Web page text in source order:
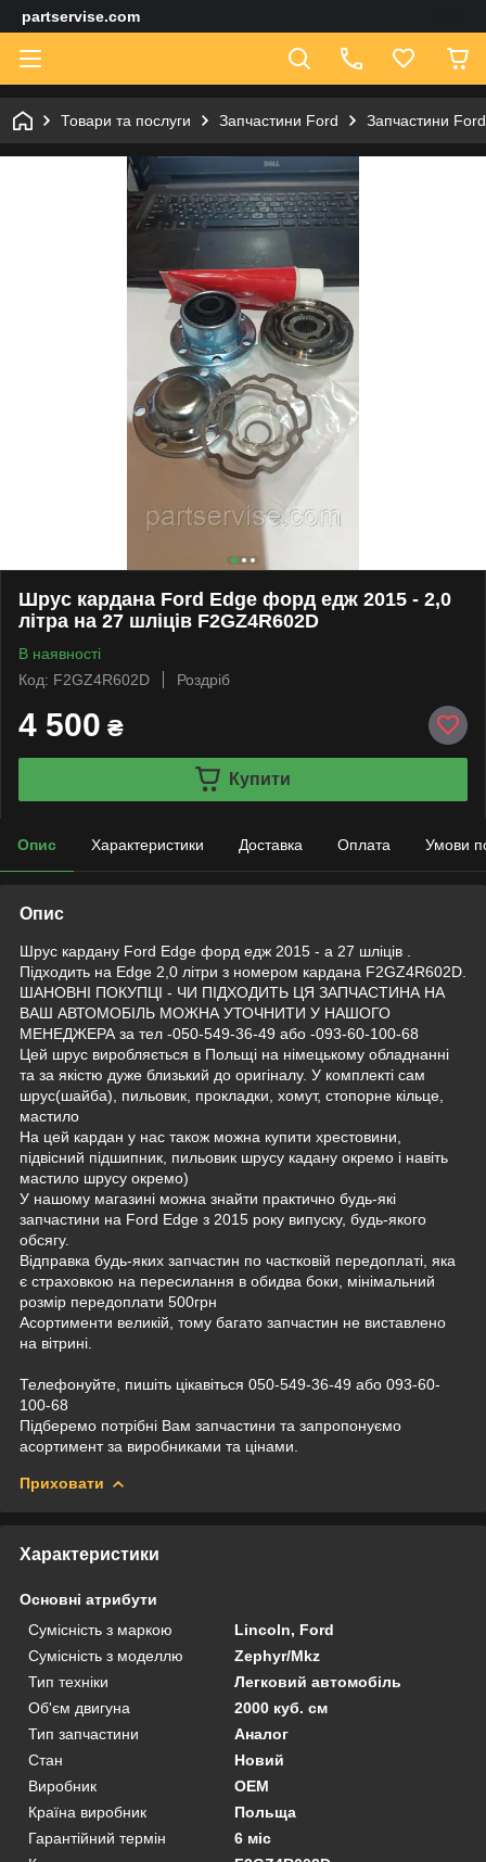
partservise.com
Товари та послуги Запчастини Ford Запчастини
Шрус кардана Ford Edge форд едж 2015 - 2,0
літра на 27 шліців F2GZ4R602D
В наявності
Код: F2GZ4R602D
Роздріб
4 500 ₴
Купити
Опис Характеристики Доставка Оплата Умови
Опис
Шрус кардану Ford Edge форд едж 2015 - а 27 шліців .
Підходить на Edge 2,0 літри з номером кардана F2GZ4R602D.
ШАНОВНІ ПОКУПЦІ - ЧИ ПІДХОДИТЬ ЦЯ ЗАПЧАСТИНА НА
ВАШ АВТОМОБІЛЬ МОЖНА УТОЧНИТИ У НАШОГО
МЕНЕДЖЕРА за тел -050-549-36-49 або -093-60-100-68
Цей шрус виробляється в Польщі на німецькому обладнанні
та за якістю дуже близький до оригіналу. У комплекті сам
шрус(шайба), пильовик, прокладки, хомут, стопорне кільце,
мастило
На цей кардан у нас також можна купити хрестовини,
підвісний підшипник, пильовик шрусу кадану окремо і навіть
мастило шрусу окремо)
У нашому магазині можна знайти практично будь-які
запчастини на Ford Edge з 2015 року випуску, будь-якого
обсягу.
Відправка будь-яких запчастин по частковій передоплаті, яка
є страховкою на пересилання в обидва боки, мінімальний
розмір передоплати 500грн
Асортименти великій, тому багато запчастин не виставлено
на вітрині.
Телефонуйте, пишіть цікавіться 050-549-36-49 або 093-60-
100-68
Підберемо потрібні Вам запчастини та запропонуємо
асортимент за виробниками та цінами.
Приховати
Характеристики
Основні атрибути
Сумісність з маркою
Lincoln, Ford
Сумісність з моделлю
Zephyr/Mkz
Тип техніки
Легковий автомобіль
Об'єм двигуна
2000 куб. см
Тип запчастини
Аналог
Стан
Новий
Виробник
OEM
Країна виробник
Польща
Гарантійний термін
6 міс